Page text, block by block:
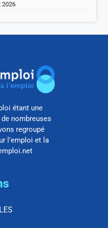
2026
étant une
nombreuses
regroupé
l’emploi et la